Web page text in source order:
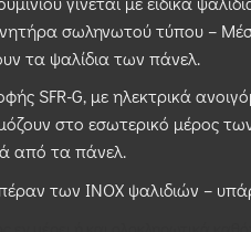
σωληνωτού τύπου –
τα ψαλίδια των πάνελ.
SFR-G, με ηλεκτρικά
στο εσωτερικό μέρος
από τα πάνελ.
των INOX ψαλιδιών –